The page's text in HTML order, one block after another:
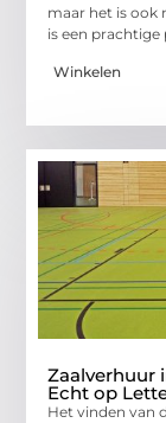
maar het is ook
is een
Winkelen
Zaalverhuur
Echt op
Het vinden van